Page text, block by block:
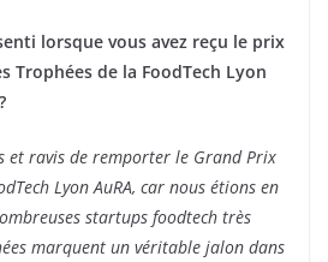
lorsque vous avez reçu le prix
Trophées de la FoodTech Lyon
et ravis de remporter le Grand Prix
Lyon AuRA, car nous étions en
startups foodtech très
marquent un véritable jalon dans